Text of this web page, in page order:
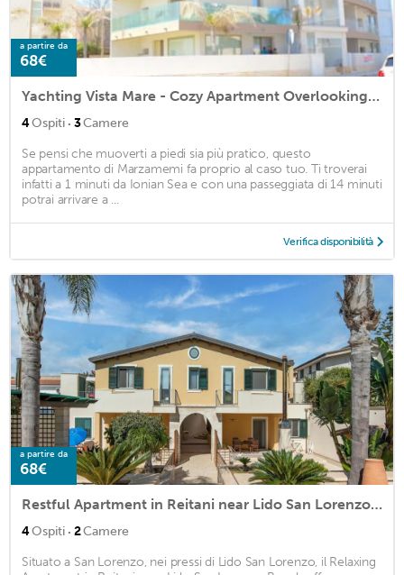
a partire da
68€
Yachting Vista Mare - Cozy Apartment Overlooking the sea
4Ospiti · 3Camere
Se pensi che muoverti a piedi sia più pratico, questo
appartamento di Marzamemi fa proprio al caso tuo. Ti troverai
infatti a 1 minuti da Ionian Sea e con una passeggiata di 14 minuti
potrai arrivare a ...
Verifica disponibilità
a partire da
68€
Restful Apartment in Reitani near Lido San Lorenzo Beach
4Ospiti · 2Camere
Situato a San Lorenzo, nei pressi di Lido San Lorenzo, il Relaxing